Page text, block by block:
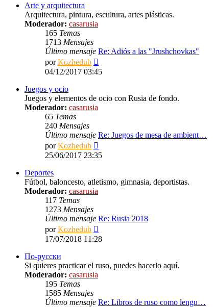
Arte y arquitectura
Arquitectura, pintura, escultura, artes plásticas.
Moderador: casarusia
165 Temas
1713 Mensajes
Último mensaje Re: Adiós a las "Jrushchovkas"
porKozhedub
último
04/12/2017 03:45
Juegos y ocio
Juegos y elementos de ocio con Rusia de fondo.
Moderador: casarusia
65 Temas
240 Mensajes
Último mensaje Re: Juegos de mesa de ambient…
porKozhedub
último
25/06/2017 23:35
Deportes
Fútbol, baloncesto, atletismo, gimnasia, deportistas.
Moderador: casarusia
117 Temas
1273 Mensajes
Último mensaje Re: Rusia 2018
porKozhedub
último
17/07/2018 11:28
По-русски
Si quieres practicar el ruso, puedes hacerlo aquí.
Moderador: casarusia
195 Temas
1585 Mensajes
Último mensaje Re: Libros de ruso como lengu…